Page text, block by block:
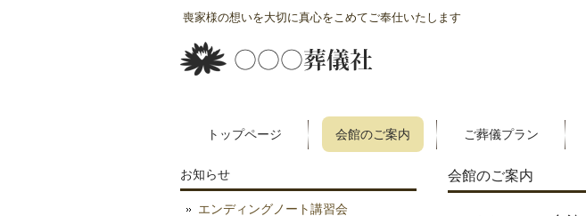
喪家様の想いを大切に真心をこめてご奉仕いたします
トップページ 会館のご案内 ご葬儀プラン
会館のご案内
お知らせ
エンディングノート講習会